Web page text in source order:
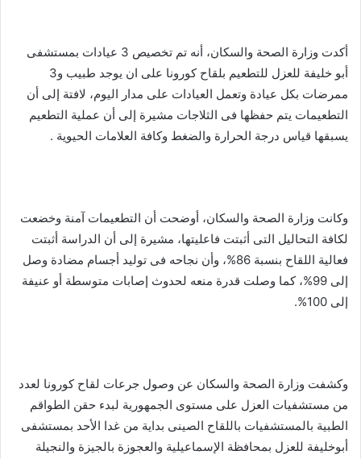
أكدت وزارة الصحة والسكان، أنه تم تخصيص 3 عيادات بمستشفى
أبو خليفة للعزل للتطعيم بلقاح كورونا على ان يوجد طبيب و3
ممرضات بكل عيادة وتعمل العيادات على مدار اليوم، لافتة إلى أن
التطعيمات يتم حفظها فى الثلاجات مشيرة إلى أن عملية التطعيم
يسبقها قياس درجة الحرارة والضغط وكافة العلامات الحيوية .
وكانت وزارة الصحة والسكان، أوضحت أن التطعيمات آمنة وخضعت
لكافة التحاليل التى أثبتت فاعليتها، مشيرة إلى أن الدراسة أثبتت
فعالية اللقاح بنسبة 86%، وأن نجاحه فى توليد أجسام مضادة وصل
إلى 99%، كما وصلت قدرة منعه لحدوث إصابات متوسطة أو عنيفة
إلى 100%.
وكشفت وزارة الصحة والسكان عن وصول جرعات لقاح كورونا لعدد
من مستشفيات العزل على مستوى الجمهورية لبدء حقن الطواقم
الطبية بالمستشفيات باللقاح الصينى بداية من غدا الأحد بمستشفى
أبوخليفة للعزل بمحافظة الإسماعيلية والعجوزة بالجيزة والنجيلة